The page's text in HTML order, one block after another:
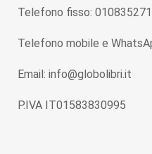
Telefono fisso:
Telefono mobile e
Email: info@globolibri.it
P.IVA IT01583830995